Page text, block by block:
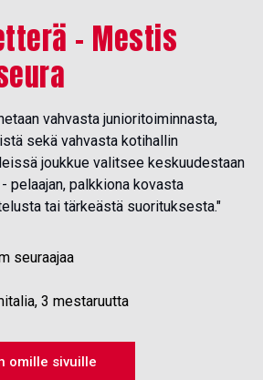
– Mestis
vahvasta junioritoiminnasta,
sekä vahvasta kotihallin
joukkue valitsee keskuudestaan
pelaajan, palkkiona kovasta
tai tärkeästä suorituksesta."
seuraajaa
3 mestaruutta
omille sivuille